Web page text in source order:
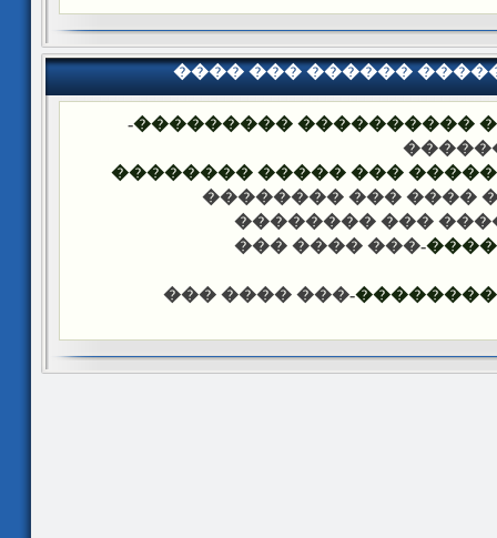
���� ��� ������
�������� �� ���
-
���
���� ����� �������� ���
-��� ���� ���
-��� ���� ���
-��� ���� ���
������
-��� ���� ���